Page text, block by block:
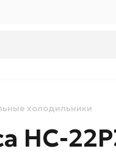
холодильники
НС-